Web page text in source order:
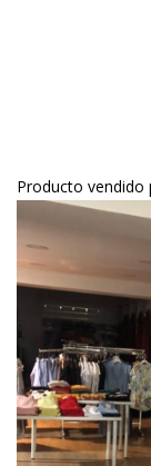
Producto vendido